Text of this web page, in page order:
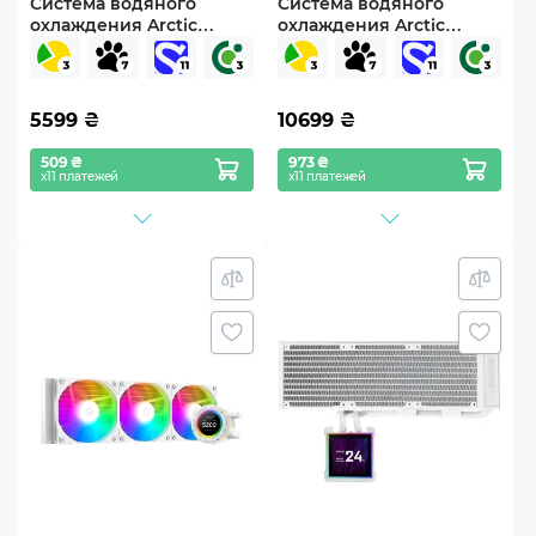
охлаждения Arctic
Liquid Freezer III Pro 280
A-RGB White
5599 ₴
509 ₴
х11 платежей
охлаждения Arctic
Liquid Freezer WS360-
SP5 (ACFRE00200A)
10699 ₴
973 ₴
х11 платежей